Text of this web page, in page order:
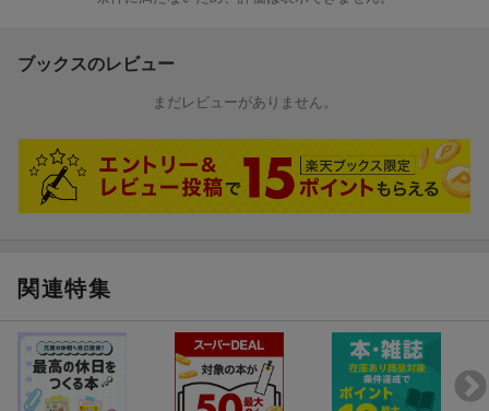
ブックスのレビュー
まだレビューがありません。
関連特集